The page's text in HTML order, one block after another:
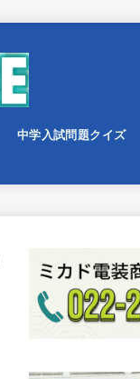
中学入試問題クイズ